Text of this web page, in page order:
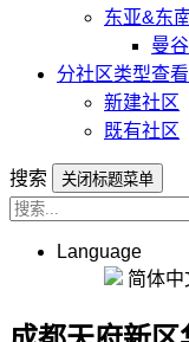
东亚&东
曼谷
分社区类型查看
新建社区
既有社区
搜索
关闭标题菜单
Language
简体中